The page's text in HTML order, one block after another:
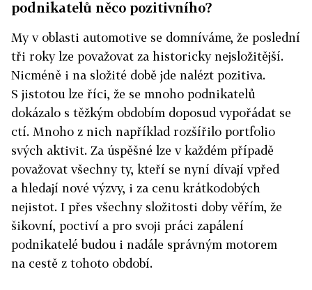
podnikatelů něco pozitivního?
My v oblasti automotive se domníváme, že poslední
tři roky lze považovat za historicky nejsložitější.
Nicméně i na složité době jde nalézt pozitiva.
S jistotou lze říci, že se mnoho podnikatelů
dokázalo s těžkým obdobím doposud vypořádat se
ctí. Mnoho z nich například rozšířilo portfolio
svých aktivit. Za úspěšné lze v každém případě
považovat všechny ty, kteří se nyní dívají vpřed
a hledají nové výzvy, i za cenu krátkodobých
nejistot. I přes všechny složitosti doby věřím, že
šikovní, poctiví a pro svoji práci zapálení
podnikatelé budou i nadále správným motorem
na cestě z tohoto období.